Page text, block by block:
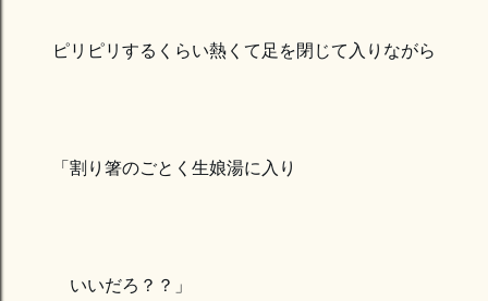
ピリピリするくらい熱くて足を閉じて入りながら
「割り箸のごとく生娘湯に入り
いいだろ？？」